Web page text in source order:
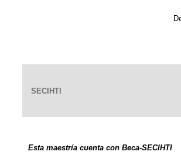
SECIHTI
Esta maestría cuenta con Beca-SECIHTI